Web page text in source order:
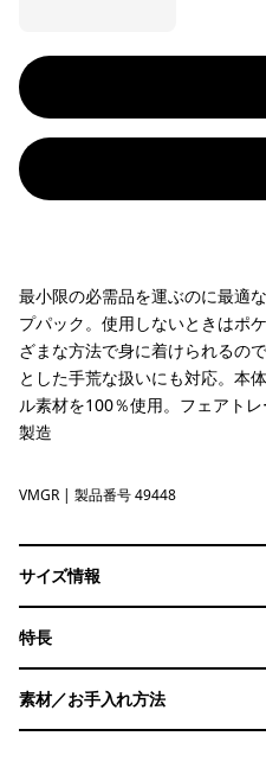
最小限の必需品を運ぶのに最適
プパック。使用しないときはポ
ざまな方法で身に着けられるの
とした手荒な扱いにも対応。本
ル素材を100％使用。フェアト
製造
Vellum Green
VMGR | 製品番号 49448
サイズ情報
特長
素材／お手入れ方法